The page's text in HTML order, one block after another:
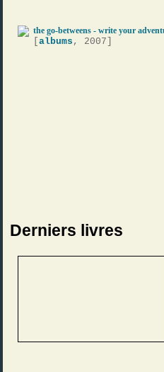
the go-betweens - write your
[albums , 2007]
Derniers livres